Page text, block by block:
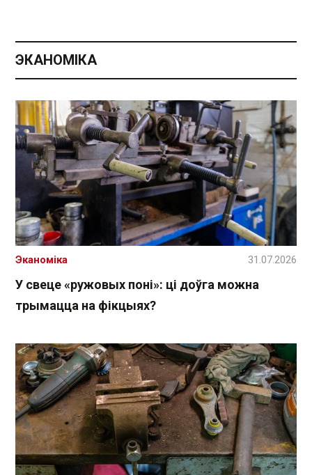
ЭКАНОМІКА
У свеце «ружовых поні»: ці доўга можна
трымацца на фікцыях?
Эканоміка 31.07.2026